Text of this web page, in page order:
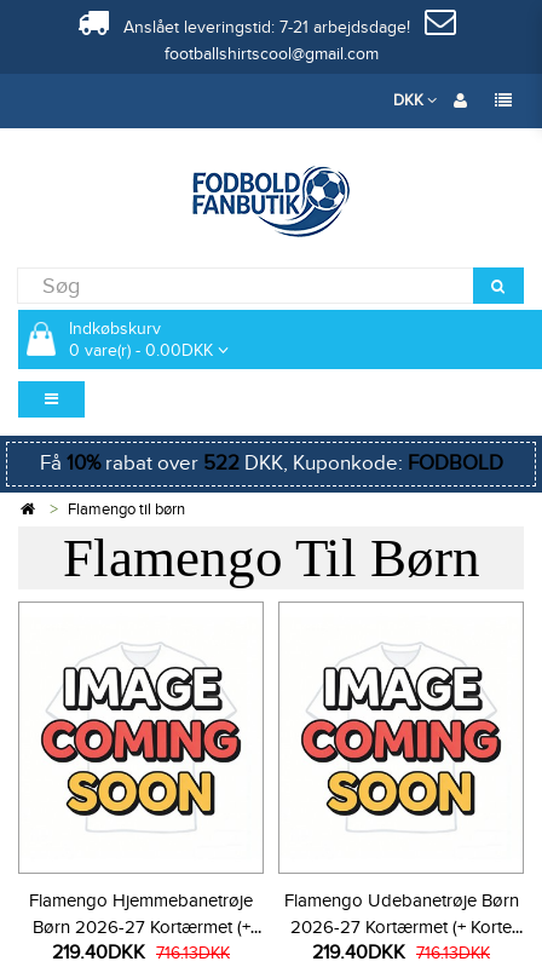
Anslået leveringstid: 7-21 arbejdsdage!
footballshirtscool@gmail.com
DKK
Indkøbskurv
0 vare(r) - 0.00DKK
Få 10%rabat over 522DKK, Kuponkode: FODBOLD
Flamengo til børn
Flamengo Til Børn
Flamengo Hjemmebanetrøje
Børn 2026-27 Kortærmet (+
Korte bukser)
219.40DKK 716.13DKK
Flamengo Udebanetrøje Børn
2026-27 Kortærmet (+ Korte
bukser)
219.40DKK 716.13DKK